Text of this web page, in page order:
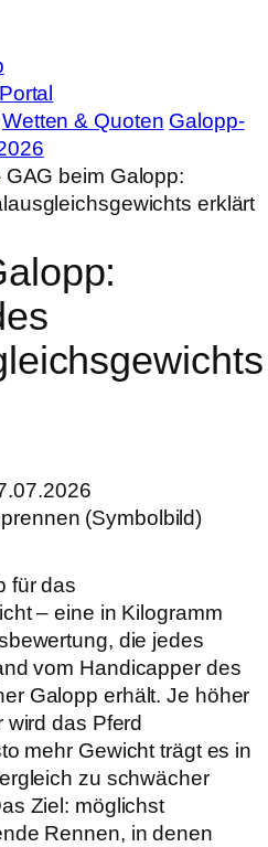
Wetten & Quoten Galopp-
GAG beim Galopp:
erklärt
für das
– eine in Kilogramm
die jedes
vom Handicapper des
Galopp erhält. Je höher
das Pferd
mehr Gewicht trägt es in
zu schwächer
Ziel: möglichst
Rennen, in denen